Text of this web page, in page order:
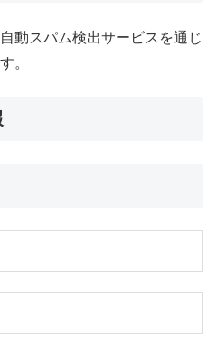
動スパム検出サービスを通じ
。